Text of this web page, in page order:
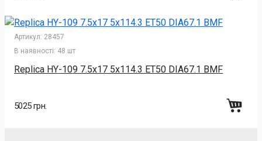
Артикул: 28457
В наявності: 48 шт
Replica HY-109 7.5x17 5x114.3 ET50 DIA67.1 BMF
5025 грн.